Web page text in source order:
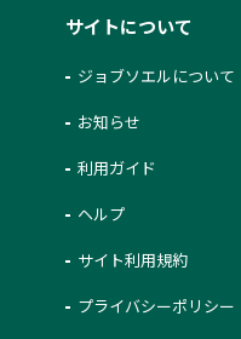
サイトについて
ジョブソエルについて
お知らせ
利用ガイド
ヘルプ
サイト利用規約
プライバシーポリシー